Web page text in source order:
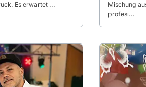
Es erwartet ...
Mischung
profesi...